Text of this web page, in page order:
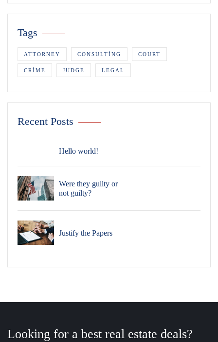
Tags
ATTORNEY CONSULTING COURT
CRIME JUDGE LEGAL
Recent Posts
Hello world!
Were they guilty or
not guilty?
Justify the Papers
Looking for a best real estate deals?